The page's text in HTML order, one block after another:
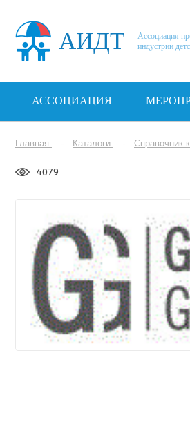
АИДТ
Ассоциация
индустрии
АССОЦИАЦИЯ
Главная Каталоги Справочник
4079